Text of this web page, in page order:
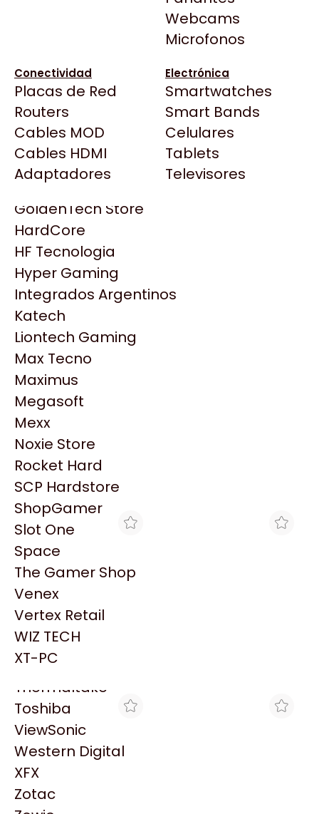
Webcams
Microfonos
Conectividad
Placas de Red
Routers
Cables MOD
Cables HDMI
Adaptadores
Electrónica
Smartwatches
Smart Bands
Celulares
Tablets
Televisores
Deepcool
Dell
EVGA
Gamemax
Genesis
Genius
HP
HyperX
INNO3D
Intel
Kingston
Lenovo
Logitech
MSI
NVIDIA GeForce
NZXT
PNY
Palit
Philips
PowerColor
Razer
Redragon
Samsung
Sandisk
Sapphire
Seagate
Sentey
Solarmax
Thermaltake
Toshiba
ViewSonic
Western Digital
XFX
Zotac
Click Gaming
Compufan Store
Dinobyte
Full H4rd
Gaming City
Gezatek
GoldenTech Store
HardCore
HF Tecnologia
Hyper Gaming
Integrados Argentinos
Katech
Liontech Gaming
Max Tecno
Maximus
Megasoft
Mexx
Noxie Store
Rocket Hard
SCP Hardstore
ShopGamer
Slot One
Space
The Gamer Shop
Venex
Vertex Retail
WIZ TECH
XT-PC
Productos
Similares
Explorá más productos similares
SPACE
MONITOR OLED ROG
27" 240HZ 2K WOLED
$1.398.000